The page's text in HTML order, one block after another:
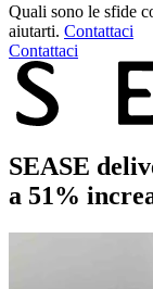
Quali sono le sfide
aiutarti. Contattaci
Contattaci
SEASE
a 51%